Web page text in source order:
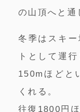
の山頂へと通
冬季はスキ
トとして運
150mほどと
くれる。
往復1800円